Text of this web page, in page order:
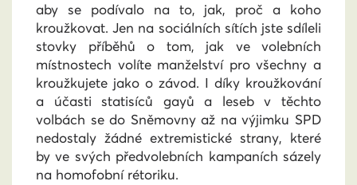
aby se podívalo na to, jak, proč a koho
kroužkovat. Jen na sociálních sítích jste sdíleli
stovky příběhů o tom, jak ve volebních
místnostech volíte manželství pro všechny a
kroužkujete jako o závod. I díky kroužkování
a účasti statisíců gayů a leseb v těchto
volbách se do Sněmovny až na výjimku SPD
nedostaly žádné extremistické strany, které
by ve svých předvolebních kampaních sázely
na homofobní rétoriku.